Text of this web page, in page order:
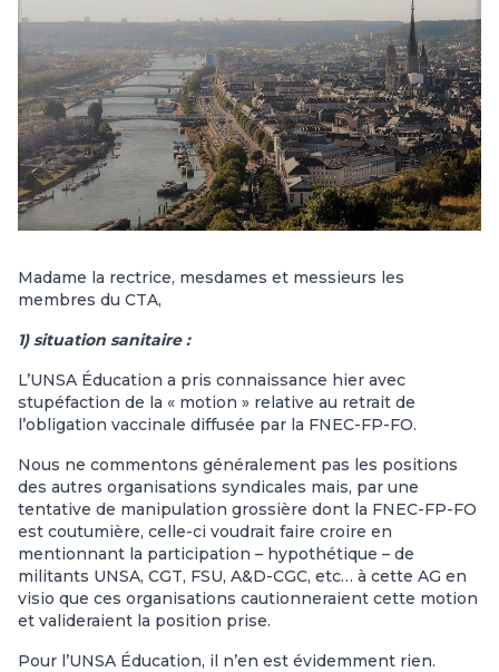
Madame la rectrice, mesdames et messieurs les
membres du CTA,
1) situation sanitaire :
L’UNSA Éducation a pris connaissance hier avec
stupéfaction de la « motion » relative au retrait de
l’obligation vaccinale diffusée par la FNEC-FP-FO.
Nous ne commentons généralement pas les positions
des autres organisations syndicales mais, par une
tentative de manipulation grossière dont la FNEC-FP-FO
est coutumière, celle-ci voudrait faire croire en
mentionnant la participation – hypothétique – de
militants UNSA, CGT, FSU, A&D-CGC, etc… à cette AG en
visio que ces organisations cautionneraient cette motion
et valideraient la position prise.
Pour l’UNSA Éducation, il n’en est évidemment rien.